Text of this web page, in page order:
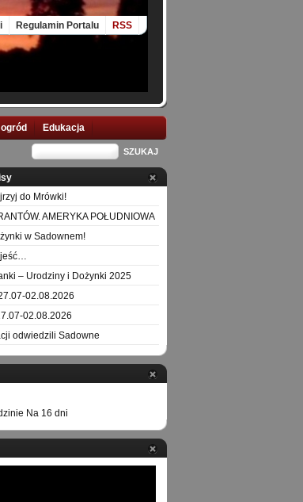
Regulamin Portalu RSS
Edukacja
do Mrówki!
AMERYKA POŁUDNIOWA
w Sadownem!
jeść…
– Urodziny i Dożynki 2025
02.08.2026
02.08.2026
odwiedzili Sadowne
Na 16 dni